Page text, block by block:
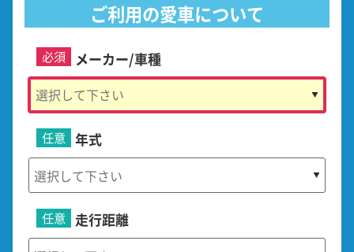
ご利用の愛車について
メーカー/車種
必須
年式
任意
走行距離
任意